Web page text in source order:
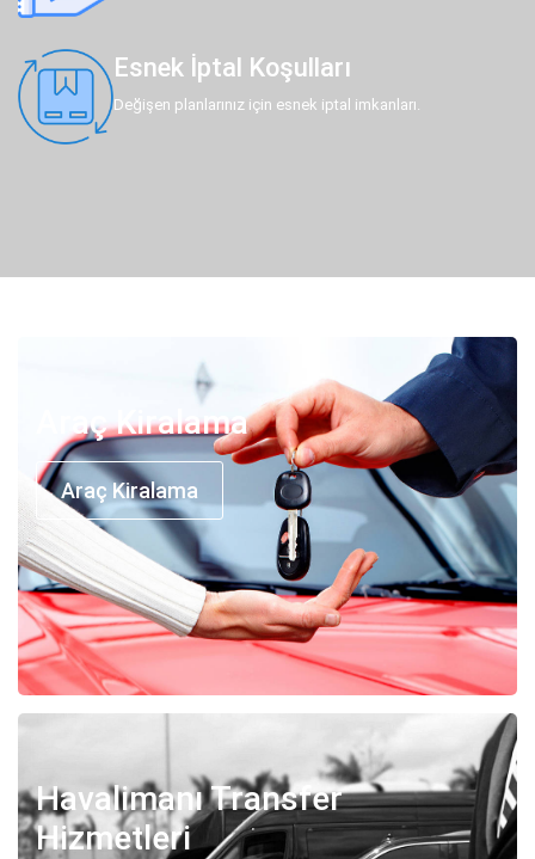
Esnek İptal Koşulları
Değişen planlarınız için esnek iptal imkanları.
Araç Kiralama
Araç Kiralama
Havalimanı Transfer
Hizmetleri